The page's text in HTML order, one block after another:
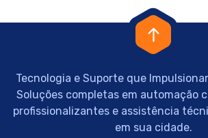
Tecnologia e Suporte que
Soluções completas em automação
profissionalizantes e assistência
em sua cidade.